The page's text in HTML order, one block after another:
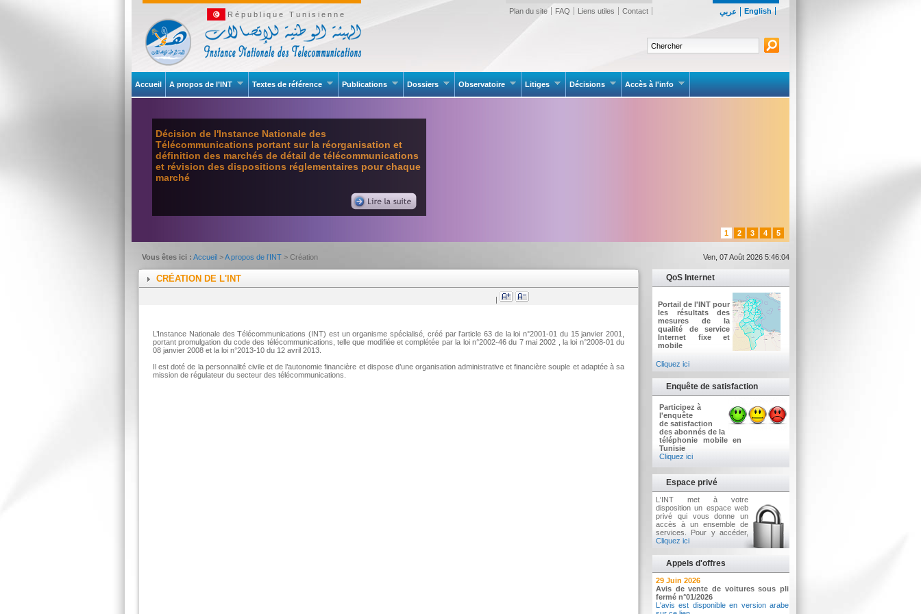
عربي English
Contact
Liens utiles
FAQ
Plan du site
République Tunisienne
Accueil A propos de l’INT Textes de référence Publications Dossiers Observatoire Litiges Décisions Accès à l'info
Décision de l'Instance Nationale des
Télécommunications portant sur la réorganisation et
définition des marchés de détail de télécommunications
et révision des dispositions réglementaires pour chaque
marché
1 2 3 4 5
Vous êtes ici : Accueil >A propos de l’INT > Création Ven, 07 Août 2026 5:46:04
QoS Internet
Portail de l'INT pour
les résultats des
mesures de la
qualité de service
Internet fixe et
mobile
Cliquez ici
Enquête de satisfaction
Participez à
l'enquête
de satisfaction
des abonnés de la
téléphonie mobile en
Tunisie
Cliquez ici
Espace privé
L'INT met à votre
disposition un espace web
privé qui vous donne un
accès à un ensemble de
services. Pour y accéder,
Cliquez ici
Appels d'offres
2 Juillet 2026
Avis d'appel d'offres n°3/2026
Acquisition d’équipements informatiques
29 Juin 2026
Avis de vente de voitures sous pli
fermé n°01/2026
L'avis est disponible en version arabe
CRÉATION DE L'INT
|
L’Instance Nationale des Télécommunications (INT) est un organisme spécialisé, créé par l’article 63 de la loi n°2001-01 du 15 janvier 2001,
portant promulgation du code des télécommunications, telle que modifiée et complétée par la loi n°2002-46 du 7 mai 2002 , la loi n°2008-01 du
08 janvier 2008 et la l oi n°2013-10 du 12 avril 2013
Il est doté de la personnalité civile et de l’autonomie financière et dispose d’une organisation administrative et financière souple et adaptée à sa
mission de régulateur du secteur des télécommunications.